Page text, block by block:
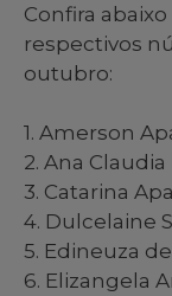
Confira
respectivos
outubro:
1. Amerson
2. Ana Claudia
3. Catarina
4. Dulcelaine
5. Edineuza
6. Elizangela